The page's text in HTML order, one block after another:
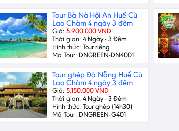
Tour Bà Nà Hội An Huế Cù
Lao Chàm 4 ngày 3 đêm
Giá: 5.900.000 VND
Thời gian: 4 Ngày - 3 Đêm
Hình thức: Tour riêng
Mã Tour: DNGREEN-DN4001
Tour ghép Đà Nẵng Huế Cù
Lao Chàm 4 ngày 3 đêm
Giá: 5.150.000 VND
Thời gian: 4 Ngày - 3 Đêm
Hình thức: Tour ghép (14h30)
Mã Tour: DNGREEN-G401